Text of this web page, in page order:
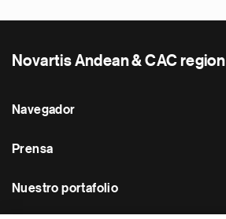
Novartis Andean & CAC region
Navegador
Prensa
Nuestro portafolio